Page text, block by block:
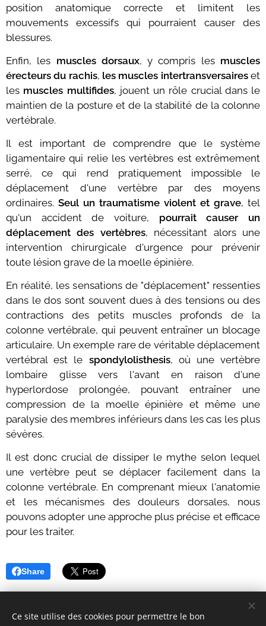
position anatomique correcte et limitent les
mouvements excessifs qui pourraient causer des
blessures.
Enfin, les muscles dorsaux, y compris les muscles
érecteurs du rachis, les muscles intertransversaireset
les muscles multifides, jouent un rôle crucial dans le
maintien de la posture et de la stabilité de la colonne
vertébrale.
Il est important de comprendre que le système
ligamentaire qui relie les vertèbres est extrêmement
serré, ce qui rend pratiquement impossible le
déplacement d'une vertèbre par des moyens
ordinaires. Seul un traumatisme violent et grave, tel
qu'un accident de voiture, pourrait causer un
déplacement des vertèbres, nécessitant alors une
intervention chirurgicale d'urgence pour prévenir
toute lésion grave de la moelle épinière.
En réalité, les sensations de "déplacement" ressenties
dans le dos sont souvent dues à des tensions ou des
contractions des petits muscles profonds de la
colonne vertébrale, qui peuvent entraîner un blocage
articulaire. Un exemple rare de véritable déplacement
vertébral est le spondylolisthesis, où une vertèbre
lombaire glisse vers l'avant en raison d'une
hyperlordose prolongée, pouvant entraîner une
compression de la moelle épinière et même une
paralysie des membres inférieurs dans les cas les plus
sévères.
Il est donc crucial de dissiper le mythe selon lequel
une vertèbre peut se déplacer facilement dans la
colonne vertébrale. En comprenant mieux l'anatomie
et les mécanismes des douleurs dorsales, nous
pouvons adopter une approche plus précise et efficace
pour les traiter.
Share
Ce site utilise des cookies pour permettre le bon